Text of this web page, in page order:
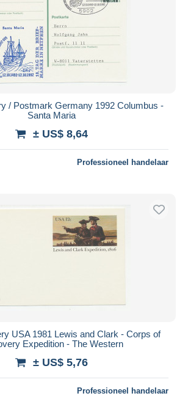
/ Postmark Germany 1992 Columbus -
Santa Maria
± US$ 8,64
Professioneel handelaar
USA 1981 Lewis and Clark - Corps of
Expedition - The Western
± US$ 5,76
Professioneel handelaar